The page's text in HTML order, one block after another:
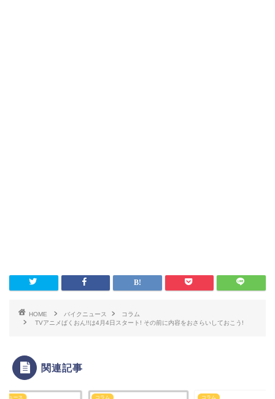
HOME バイクニュース
コラム
TVアニメばくおん!!は4月4日スタート! その前に内容をおさらいしておこう!
関連記事
ニュース コラム コラム